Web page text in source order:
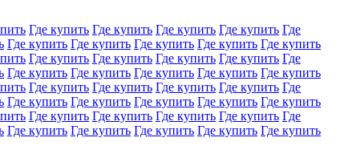
Где купить Где купить Где купить Где купить Где
Где купить Где купить Где купить Где купить Где купить
Где купить Где купить Где купить Где купить Где
Где купить Где купить Где купить Где купить Где купить
Где купить Где купить Где купить Где купить Где
Где купить Где купить Где купить Где купить Где купить
Где купить Где купить Где купить Где купить Где
Где купить Где купить Где купить Где купить Где купить